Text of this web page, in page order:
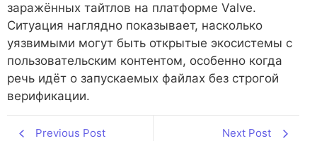
заражённых тайтлов на платформе Valve.
Ситуация наглядно показывает, насколько
уязвимыми могут быть открытые экосистемы с
пользовательским контентом, особенно когда
речь идёт о запускаемых файлах без строгой
верификации.
Previous Post Next Post